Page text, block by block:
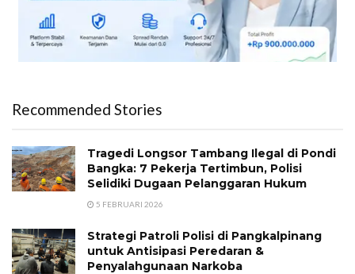
Recommended Stories
Tragedi Longsor Tambang Ilegal di Pondi
Bangka: 7 Pekerja Tertimbun, Polisi
Selidiki Dugaan Pelanggaran Hukum
5 FEBRUARI 2026
Strategi Patroli Polisi di Pangkalpinang
untuk Antisipasi Peredaran &
Penyalahgunaan Narkoba